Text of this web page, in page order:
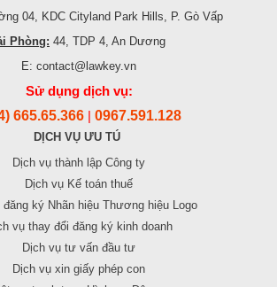
04, KDC Cityland Park Hills, P. Gò Vấp
Phòng: 44, TDP 4, An Dương
E: contact@lawkey.vn
Sử dụng dịch vụ:
665.65.366 0967.591.128
DỊCH VỤ ƯU TÚ
Dịch vụ thành lập Công ty
Dịch vụ Kế toán thuế
đăng ký Nhãn hiệu Thương hiệu Logo
vụ thay đổi đăng ký kinh doanh
Dịch vụ tư vấn đầu tư
Dịch vụ xin giấy phép con